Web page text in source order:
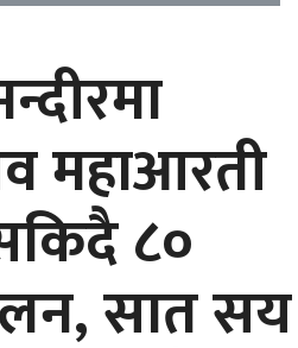
महाआरती
८०
सात सय